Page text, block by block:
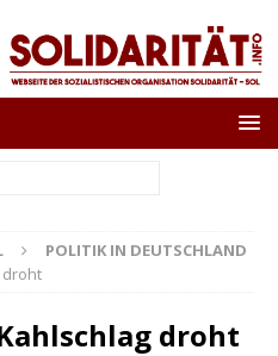
POLITIK IN DEUTSCHLAND
droht
droht